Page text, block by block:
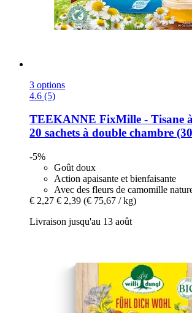
3 options
4.6 (5)
TEEKANNE FixMille -​ Tisane
20 sachets à double chambre
-5%
Goût doux
Action apaisante et bienfaisante
Avec des fleurs de camomille
€ 2,27 € 2,39 (€ 75,67 / kg)
Livraison jusqu'au 13 août